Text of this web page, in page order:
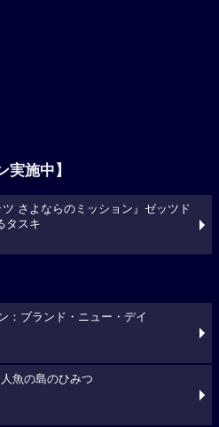
実施中】
ツ さよならのミッション』ゼッツド
タスキ
：ブランド・ニュー・デイ
魚の島のひみつ